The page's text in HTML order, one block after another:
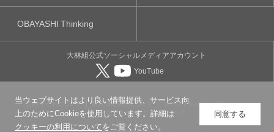
当ウェブサイトはより良い情報提供、サービス向
上のためにCookieを使用しています。詳細は
クッキーの利用についてをご覧ください。
同意する
OBAYASHIThinking
大林組公式ソーシャルメディアアカウント
YouTube
このサイトについて 個人情報保護について
ソーシャルメディアポリシー
ウェブアクセシビリティについて